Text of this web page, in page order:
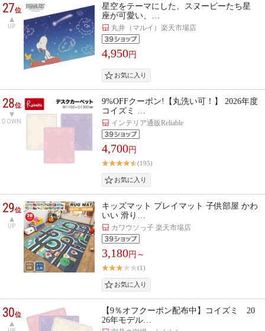
27位
UP
星空をテーマにした、スヌーピーたち星
座が可愛い、…
丸井（マルイ）楽天市場店
4,950円
28位
DOWN
9%OFFクーポン!【丸洗い可！】 2026年度
コイズミ …
インテリア通販Reliable
4,700円
(195)
29位
UP
キッズマット プレイマット 子供部屋 かわ
いい 滑り…
カワウソっ子 楽天市場店
3,180円～
(1)
30位
【9％オフクーポン配布中】コイズミ 20
26年モデル…